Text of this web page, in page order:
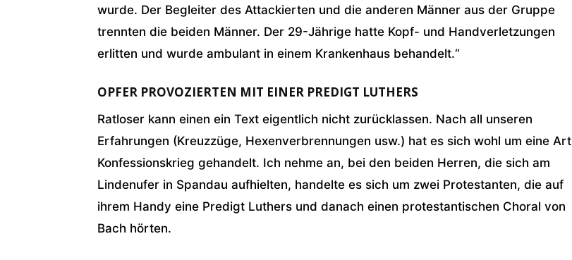
wurde. Der Begleiter des Attackierten und die anderen Männer aus der Gruppe
trennten die beiden Männer. Der 29-Jährige hatte Kopf- und Handverletzungen
erlitten und wurde ambulant in einem Krankenhaus behandelt.“
OPFER PROVOZIERTEN MIT EINER PREDIGT LUTHERS
Ratloser kann einen ein Text eigentlich nicht zurücklassen. Nach all unseren
Erfahrungen (Kreuzzüge, Hexenverbrennungen usw.) hat es sich wohl um eine Art
Konfessionskrieg gehandelt. Ich nehme an, bei den beiden Herren, die sich am
Lindenufer in Spandau aufhielten, handelte es sich um zwei Protestanten, die auf
ihrem Handy eine Predigt Luthers und danach einen protestantischen Choral von
Bach hörten.